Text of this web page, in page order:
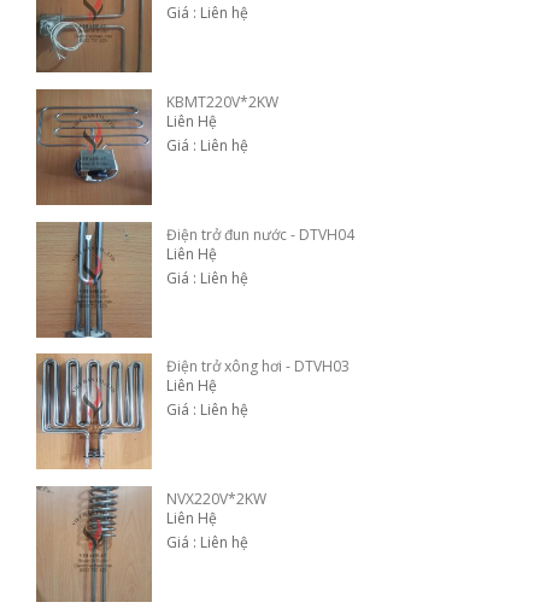
Giá : Liên hệ
KBMT220V*2KW
Liên Hệ
Giá : Liên hệ
Điện trở đun nước - DTVH04
Liên Hệ
Giá : Liên hệ
Điện trở xông hơi - DTVH03
Liên Hệ
Giá : Liên hệ
NVX220V*2KW
Liên Hệ
Giá : Liên hệ